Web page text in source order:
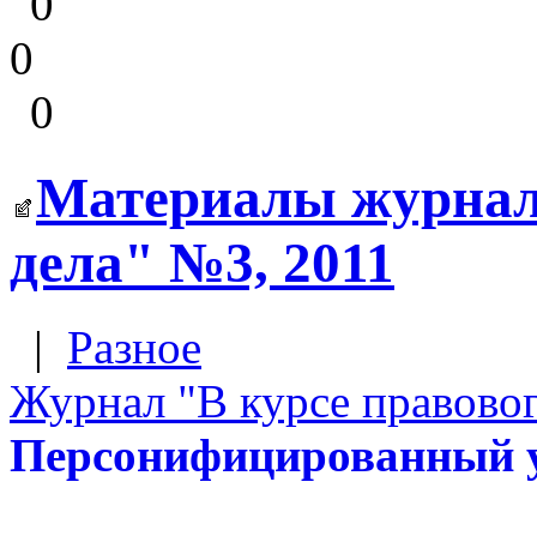
0
0
Материалы
дела" №3, 2011
| Разное
Журнал "В курсе
Персонифицированный